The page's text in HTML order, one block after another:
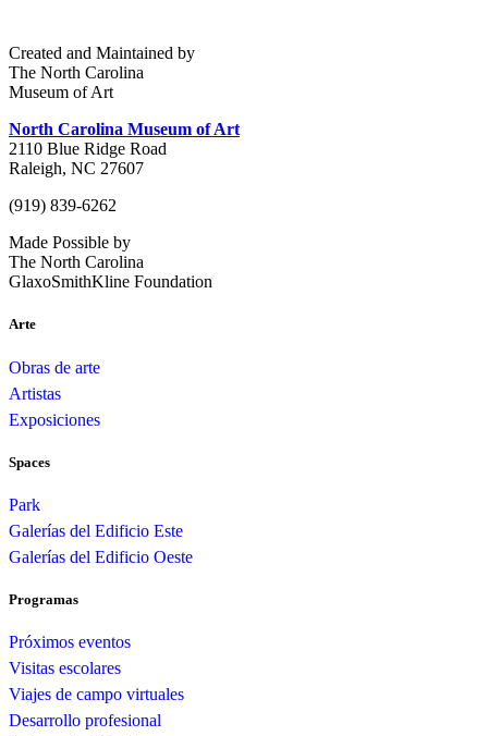
Created and Maintained by
The North Carolina
Museum of Art
North Carolina Museum of Art
2110 Blue Ridge Road
Raleigh, NC 27607
(919) 839-6262
Made Possible by
The North Carolina
GlaxoSmithKline Foundation
Arte
Obras de arte
Artistas
Exposiciones
Spaces
Park
Galerías del Edificio Este
Galerías del Edificio Oeste
Programas
Próximos eventos
Visitas escolares
Viajes de campo virtuales
Desarrollo profesional